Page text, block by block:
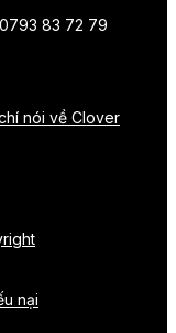
83 72 79
nói về Clover
nại